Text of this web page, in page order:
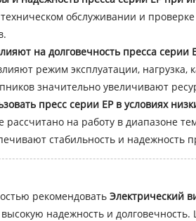
обслуживании и
на долговечность пресса серии
режим эксплуатации,
значительно увеличивают
пресс серии EP в условиях
рассчитано на работу в диапазоне
стабильность и надежность
рекомендовать Электрический
высокую надежность и